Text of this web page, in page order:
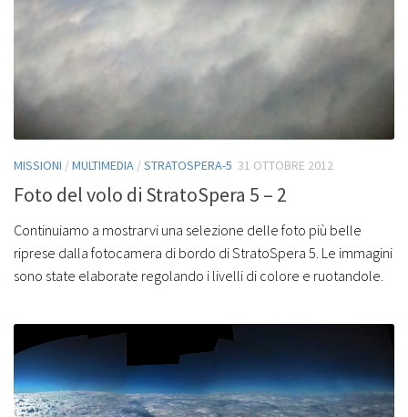
MISSIONI /MULTIMEDIA /STRATOSPERA-5 31 OTTOBRE 2012
Foto del volo di StratoSpera 5 – 2
Continuiamo a mostrarvi una selezione delle foto più belle
riprese dalla fotocamera di bordo di StratoSpera 5. Le immagini
sono state elaborate regolando i livelli di colore e ruotandole.